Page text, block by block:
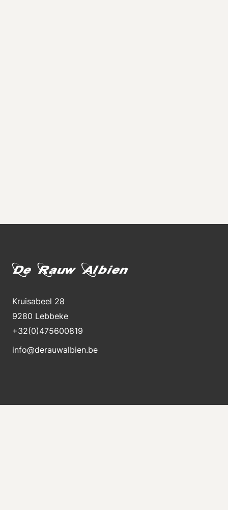
Kruisabeel 28
9280 Lebbeke
+32(0)475600819
info@derauwalbien.be
Bleiben Sie über neue Lagerbestände auf dem